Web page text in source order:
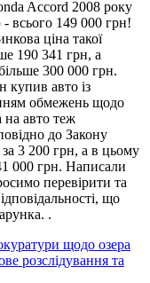
Accord 2008 року
всього 149 000 грн!
ціна такої
190 341 грн, а
300 000 грн.
авто із
обмежень щодо
на авто теж
до Закону
3 200 грн, а в цьому
000 грн. Написали
перевірити та
що
.